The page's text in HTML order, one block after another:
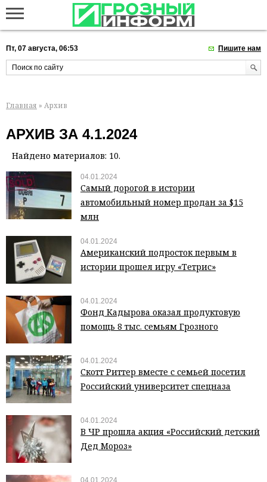
Пт, 07 августа, 06:53 Пишите нам
Главная » Архив
АРХИВ ЗА 4.1.2024
Найдено материалов: 10.
04.01.2024
Самый дорогой в истории
автомобильный номер продан за $15
млн
04.01.2024
Американский подросток первым в
истории прошел игру «Тетрис»
04.01.2024
Фонд Кадырова оказал продуктовую
помощь 8 тыс. семьям Грозного
04.01.2024
Скотт Риттер вместе с семьей посетил
Российский университет спецназа
04.01.2024
В ЧР прошла акция «Российский детский
Дед Мороз»